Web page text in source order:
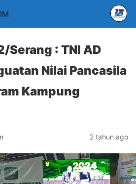
Serang : TNI AD
Nilai Pancasila
Kampung
2 tahun ago